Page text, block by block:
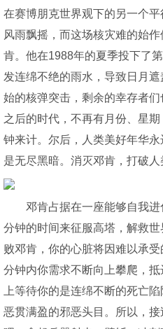
在赛博朋克世界观下的另一个
风雨飘摇，而这场核灾难的始作
肯。他在1988年的夏季投下了
发连绵不绝的雨水，导致日月
始的核弹突击，剩余的幸存者们
之后的时代，不再有月份、星
钟来计。尔后，人类美好年华
是无尽黑暗。消灭邓肯，打破人
邓肯占据在一座能够自我进
分钟的时间来征服高塔，解救
败邓肯，你的心脏将因难以承
分钟内你需求不断向上攀爬，
上等待你的是连绵不断的死亡
恶贯满盈的邪恶头目。所以，